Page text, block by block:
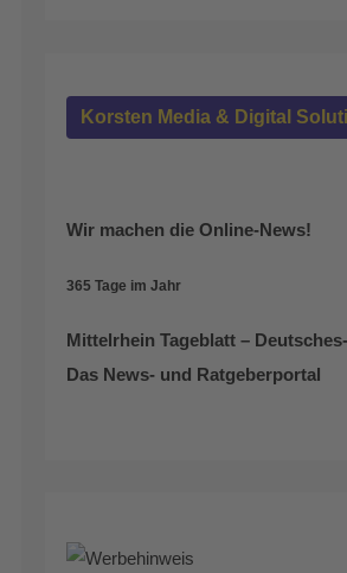
Korsten Media & Digital
Wir machen die Online-News!
365 Tage im Jahr
Mittelrhein Tageblatt –
Das News- und Ratgeberportal